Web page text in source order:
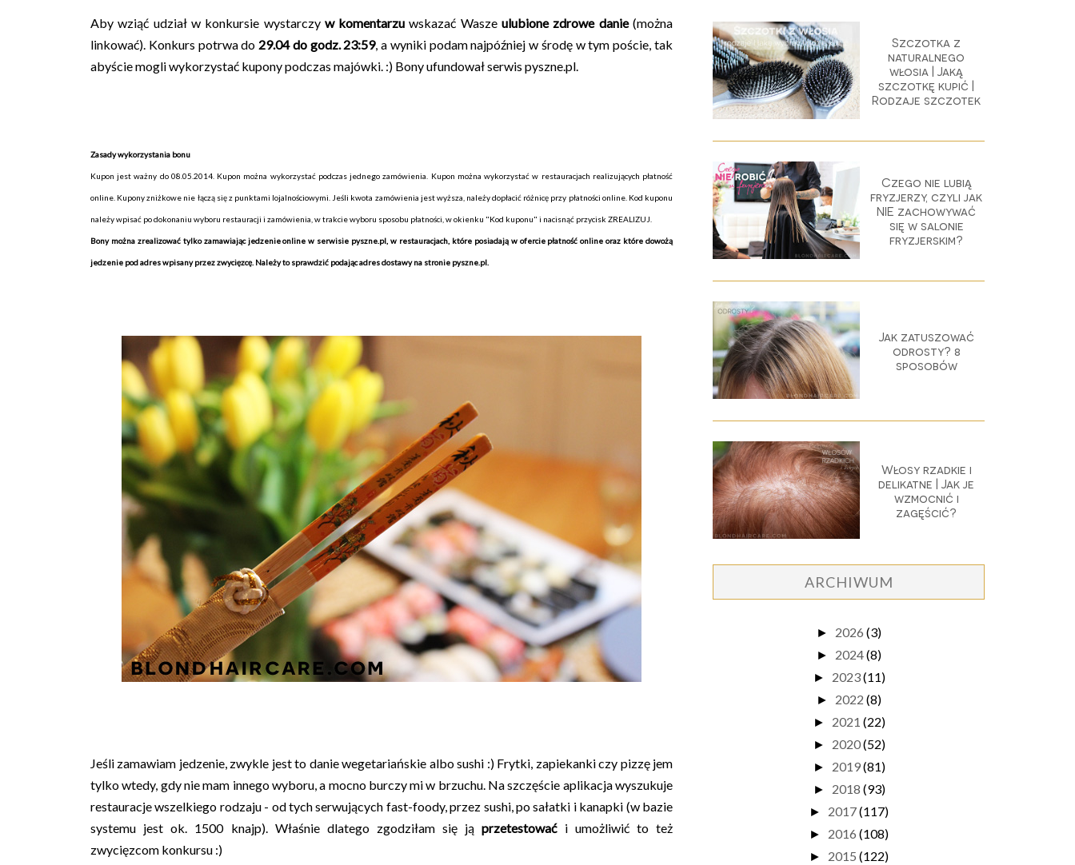
Aby wziąć udział w konkursie wystarczyw komentarzu wskazać Waszeulubione zdrowe danie(można
linkować). Konkurs potrwa do 29.04 do godz. 23:59, a wyniki podam najpóźniej w środę w tym poście, tak
abyście mogli wykorzystać kupony podczas majówki. :) Bony ufundował serwis pyszne.pl.
Zasady wykorzystania bonu
Kupon jest ważny do 08.05.2014. Kupon można wykorzystać podczas jednego zamówienia. Kupon można wykorzystać w restauracjach realizujących płatność
online. Kupony zniżkowe nie łączą się z punktami lojalnościowymi. Jeśli kwota zamówienia jest wyższa, należy dopłacić różnicę przy płatności online. Kod kuponu
należy wpisać po dokonaniu wyboru restauracji i zamówienia, w trakcie wyboru sposobu płatności, w okienku "Kod kuponu" i nacisnąć przycisk ZREALIZUJ.
Bony można zrealizować tylko zamawiając jedzenie online w serwisie pyszne.pl, w restauracjach, które posiadają w ofercie płatność online oraz które dowożą
jedzenie pod adres wpisany przez zwycięzcę. Należy to sprawdzić podając adres dostawy na stronie pyszne.pl
Jeśli zamawiam jedzenie, zwykle jest to danie wegetariańskie albo sushi :) Frytki, zapiekanki czy pizzę jem
tylko wtedy, gdy nie mam innego wyboru, a mocno burczy mi w brzuchu. Na szczęście aplikacja wyszukuje
restauracje wszelkiego rodzaju - od tych serwujących fast-foody, przez sushi, po sałatki i kanapki (w bazie
systemu jest ok. 1500 knajp). Właśnie dlatego zgodziłam się jąprzetestowaći umożliwić to też
zwycięzcom konkursu :)
Szczotka z
naturalnego
włosia | Jaką
szczotkę kupić |
Rodzaje szczotek
Czego nie lubią
fryzjerzy, czyli jak
NIE zachowywać
się w salonie
fryzjerskim?
Jak zatuszować
odrosty? 8
sposobów
Włosy rzadkie i
delikatne | Jak je
wzmocnić i
zagęścić?
ARCHIWUM
► 2026 (3)
► 2024(8)
► 2023(11)
► 2022 (8)
► 2021 (22)
► 2020(52)
► 2019(81)
► 2018 (93)
► 2017(117)
► 2016 (108)
► 2015 (122)